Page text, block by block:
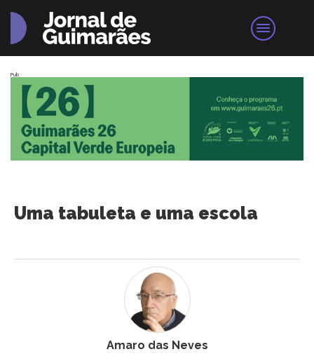
Pub
Uma tabuleta e uma escola
Amaro das Neves